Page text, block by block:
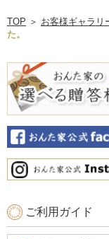
TOP ＞ お客様ギャラリ
た。
ご利用ガイド